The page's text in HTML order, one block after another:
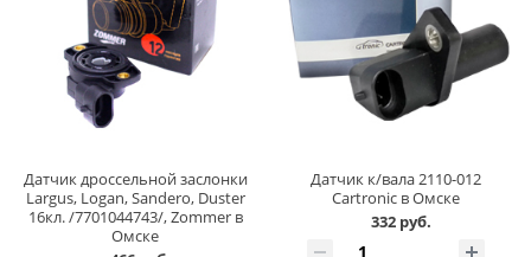
Датчик дроссельной заслонки
Largus, Logan, Sandero, Duster
16кл. /7701044743/, Zommer в
Омске
Датчик к/вала 2110-012
Cartronic в Омске
332 руб.